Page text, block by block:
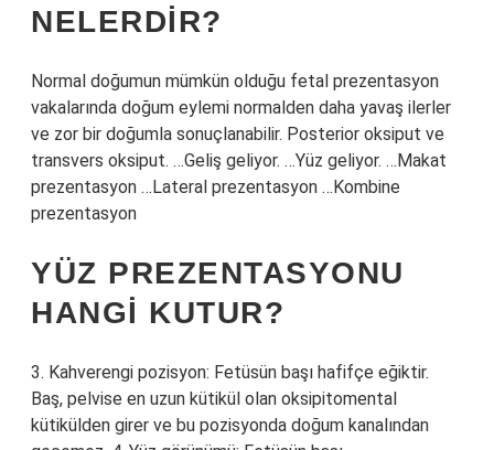
NELERDIR?
Normal doğumun mümkün olduğu fetal prezentasyon
vakalarında doğum eylemi normalden daha yavaş ilerler
ve zor bir doğumla sonuçlanabilir. Posterior oksiput ve
transvers oksiput. …Geliş geliyor. …Yüz geliyor. …Makat
prezentasyon …Lateral prezentasyon …Kombine
prezentasyon
YÜZ PREZENTASYONU
HANGI KUTUR?
3. Kahverengi pozisyon: Fetüsün başı hafifçe eğiktir.
Baş, pelvise en uzun kütikül olan oksipitomental
kütikülden girer ve bu pozisyonda doğum kanalından